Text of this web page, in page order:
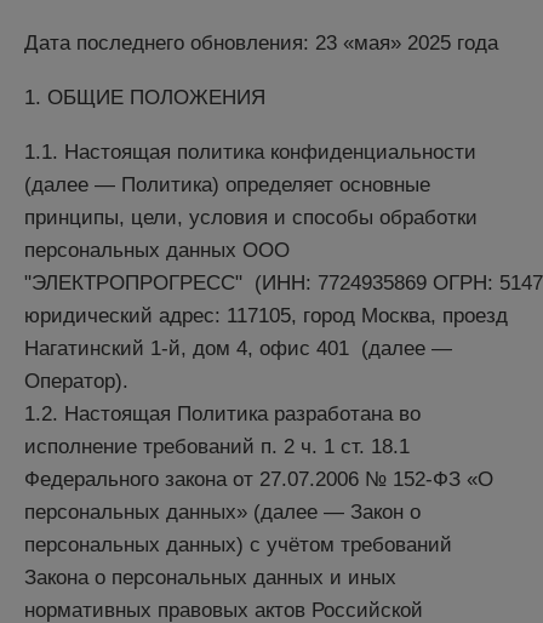
Дата последнего обновления: 23 «мая» 2025 года
1. ОБЩИЕ ПОЛОЖЕНИЯ
1.1. Настоящая политика конфиденциальности
(далее — Политика) определяет основные
принципы, цели, условия и способы обработки
персональных данных ООО
"ЭЛЕКТРОПРОГРЕСС" (ИНН: 7724935869 ОГРН:
юридический адрес: 117105, город Москва, проезд
Нагатинский 1-й, дом 4, офис 401
(далее —
Оператор).
1.2. Настоящая Политика разработана во
исполнение требований п. 2 ч. 1 ст. 18.1
Федерального закона от 27.07.2006 № 152-ФЗ «О
персональных данных» (далее — Закон о
персональных данных) с учётом требований
Закона о персональных данных и иных
нормативных правовых актов Российской